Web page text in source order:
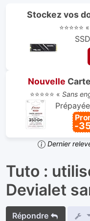
Stockez vos
⭐⭐⭐⭐⭐ «
Nouvelle
⭐⭐⭐⭐⭐ « Sans
-
Dernier
Tuto :
Devialet
Répondre